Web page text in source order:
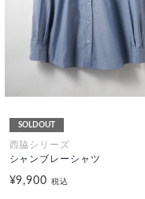
SOLDOUT
西脇シリーズ
シャンブレーシャツ
¥9,900税込